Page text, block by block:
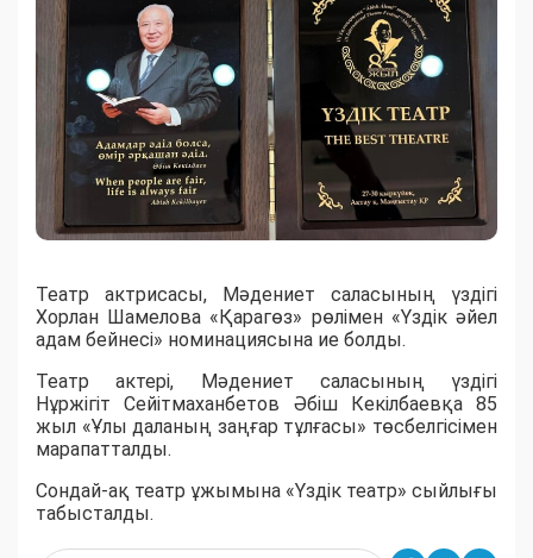
Театр актрисасы, Мәдениет саласының үздігі
Хорлан Шамелова «Қарагөз» рөлімен «Үздік әйел
адам бейнесі» номинациясына ие болды.
Театр актері, Мәдениет саласының үздігі
Нұржігіт Сейітмаханбетов Әбіш Кекілбаевқа 85
жыл «Ұлы даланың заңғар тұлғасы» төсбелгісімен
марапатталды.
Сондай-ақ театр ұжымына «Үздік театр» сыйлығы
табысталды.